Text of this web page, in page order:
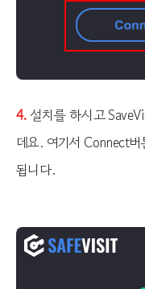
4.설치를 하시고
데요. 여기서 Connect
됩니다.